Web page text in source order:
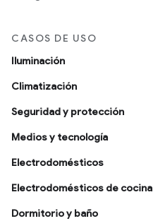
CASOS DE USO
Iluminación
Climatización
Seguridad y protección
Medios y tecnología
Electrodomésticos
Electrodomésticos de cocina
Dormitorio y baño